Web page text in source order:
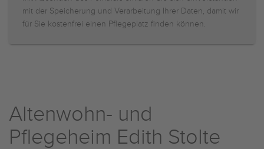
mit der Speicherung und Verarbeitung Ihrer Daten, damit wir
für Sie kostenfrei einen Pflegeplatz finden können.
Altenwohn- und
Pflegeheim Edith Stolte